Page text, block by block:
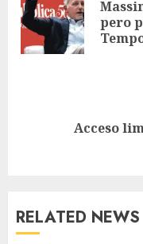
pero
Acceso
RELATED NEWS